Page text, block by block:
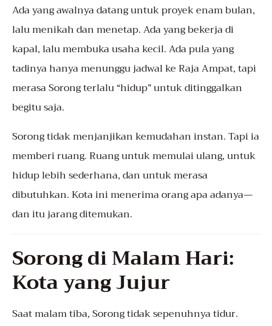
Ada yang awalnya datang untuk proyek enam bulan,
lalu menikah dan menetap. Ada yang bekerja di
kapal, lalu membuka usaha kecil. Ada pula yang
tadinya hanya menunggu jadwal ke Raja Ampat, tapi
merasa Sorong terlalu “hidup” untuk ditinggalkan
begitu saja.
Sorong tidak menjanjikan kemudahan instan. Tapi ia
memberi ruang. Ruang untuk memulai ulang, untuk
hidup lebih sederhana, dan untuk merasa
dibutuhkan. Kota ini menerima orang apa adanya—
dan itu jarang ditemukan.
Sorong di Malam Hari:
Kota yang Jujur
Saat malam tiba, Sorong tidak sepenuhnya tidur.